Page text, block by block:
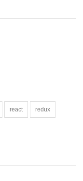
react redux